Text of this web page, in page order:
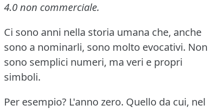
4.0 non commerciale.
Ci sono anni nella storia umana che, anche
sono a nominarli, sono molto evocativi. Non
sono semplici numeri, ma veri e propri
simboli.
Per esempio? L'anno zero. Quello da cui, nel